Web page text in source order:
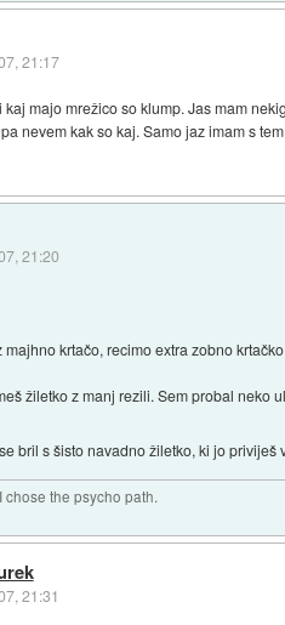
21:17
majo mrežico so klump. Jas mam
nevem kak so kaj. Samo jaz imam s
21:20
krtačo, recimo extra zobno
žiletko z manj rezili. Sem probal neko
bril s šisto navadno žiletko, ki jo
chose the psycho path.
21:31